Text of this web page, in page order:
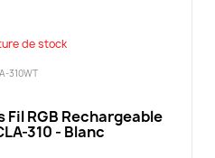
de stock
310WT
Fil RGB Rechargeable
310 - Blanc